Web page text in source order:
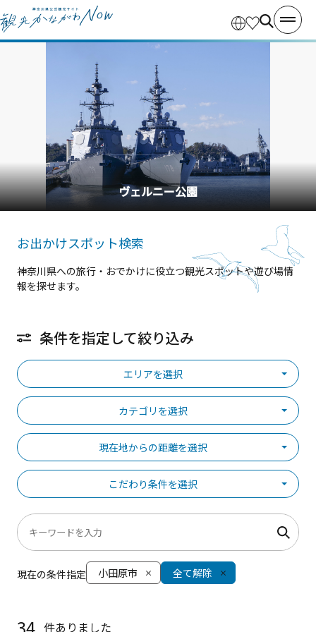
ヴェルニー公園
お出かけスポット検索
神奈川県への旅行・おでかけに役立つ観光スポットや遊び場情
報を探せます。
条件を指定して絞り込み
エリアを選択
カテゴリを選択
現在地からの距離を選択
こだわり条件を選択
現在の条件指定 小田原市 全て解除
件ありました